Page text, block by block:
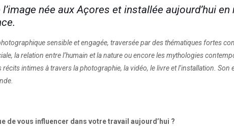
née aux Açores et installée aujourd’hui
sensible et engagée, traversée par des thématiques fortes
la relation entre l’humain et la nature ou encore les mythologies
intimes à travers la photographie, la vidéo, le livre et l’installation.
de vous influencer dans votre travail aujourd’hui ?